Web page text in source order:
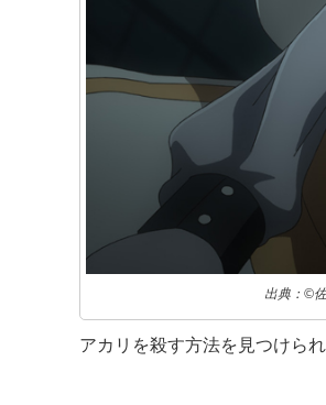
出典：©
アカリを殺す方法を見つけら